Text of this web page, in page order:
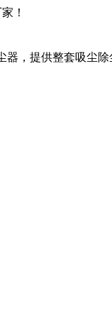
！
器，提供整套吸尘